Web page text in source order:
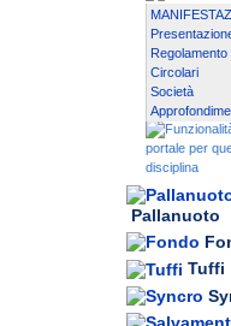
Regolamento
Circolari
Società
Pallanuoto
Tuffi